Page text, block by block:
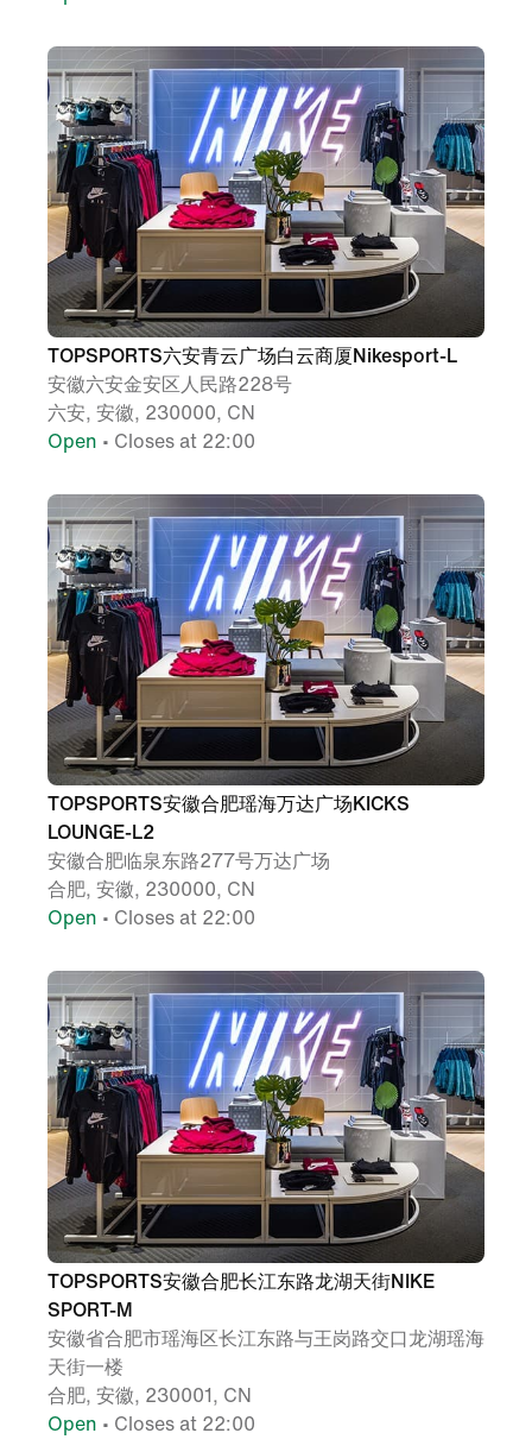
TOPSPORTS六安青云广场白云商厦Nikesport-L
安徽六安金安区人民路228号
六安, 安徽, 230000, CN
Open • Closes at 22:00
TOPSPORTS安徽合肥瑶海万达广场KICKS
LOUNGE-L2
安徽合肥临泉东路277号万达广场
合肥, 安徽, 230000, CN
Open • Closes at 22:00
TOPSPORTS安徽合肥长江东路龙湖天街NIKE
SPORT-M
安徽省合肥市瑶海区长江东路与王岗路交口龙湖瑶海
天街一楼
合肥, 安徽, 230001, CN
Open • Closes at 22:00